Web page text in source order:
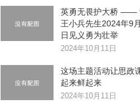
英勇无畏护大桥 ——
王小兵先生2024年9
日见义勇为壮举
2024年10月11日
这场主题活动让思政
起来鲜起来
2024年10月11日